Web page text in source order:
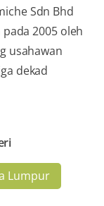
Sdn Bhd
2005 oleh
usahawan
dekad
Lumpur